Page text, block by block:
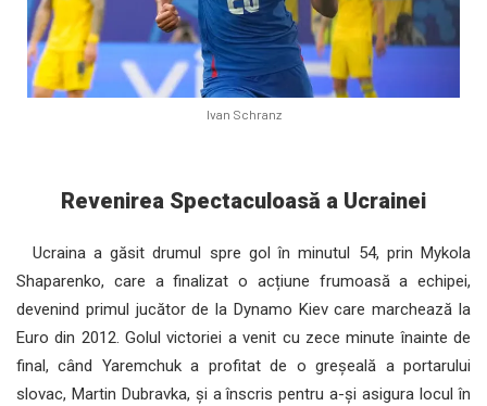
Ivan Schranz
Revenirea Spectaculoasă a Ucrainei
Ucraina a găsit drumul spre gol în minutul 54, prin Mykola
Shaparenko, care a finalizat o acțiune frumoasă a echipei,
devenind primul jucător de la Dynamo Kiev care marchează la
Euro din 2012. Golul victoriei a venit cu zece minute înainte de
final, când Yaremchuk a profitat de o greșeală a portarului
slovac, Martin Dubravka, și a înscris pentru a-și asigura locul în